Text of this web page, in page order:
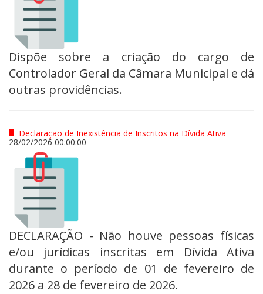
Dispõe sobre a criação do cargo de
Controlador Geral da Câmara Municipal e dá
outras providências.
Declaração de Inexistência de Inscritos na Dívida Ativa
28/02/2026 00:00:00
DECLARAÇÃO - Não houve pessoas físicas
e/ou jurídicas inscritas em Dívida Ativa
durante o período de 01 de fevereiro de
2026 a 28 de fevereiro de 2026.